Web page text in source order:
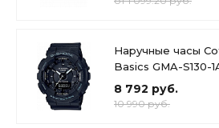
Наручные часы
Basics GMA-S130-
8 792 руб.
10 990 руб.